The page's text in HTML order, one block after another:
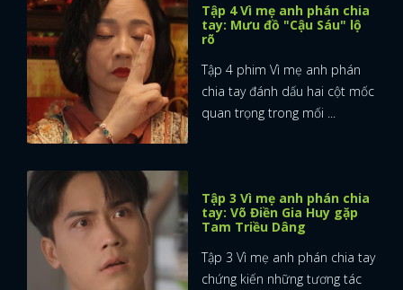
Tập 4 Vì mẹ anh phán chia
tay: Mưu đồ "Cậu Sáu" lộ
rõ
Tập 4 phim Vì mẹ anh phán
chia tay đánh dấu hai cột mốc
quan trọng trong mối ...
Tập 3 Vì mẹ anh phán chia
tay: Võ Điền Gia Huy gặp
Tam Triều Dâng
Tập 3 Vì mẹ anh phán chia tay
chứng kiến những tương tác